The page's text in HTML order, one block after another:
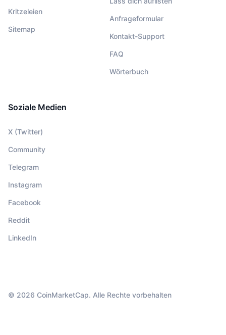
Kritzeleien
Sitemap
Anfrageformular
Kontakt-Support
FAQ
Wörterbuch
Soziale Medien
X (Twitter)
Community
Telegram
Instagram
Facebook
Reddit
LinkedIn
© 2026 CoinMarketCap. Alle Rechte vorbehalten